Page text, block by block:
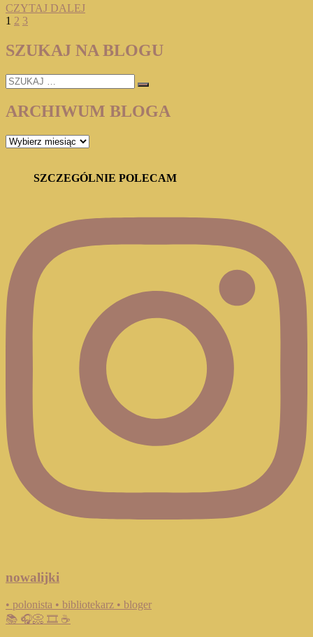
CZYTAJ DALEJBRIGITTE
SZYBKO”
Stronicowanie
wpisów
Page
1 Page
2 Page
3
SZUKAJ NA BLOGU
SZUKAJ
…
ARCHIWUM BLOGA
ARCHIWUM
SZCZEGÓLNIE POLECAM
nowalijki
• polonista • bibliotekarz • bloger
📚 🎧📀 🎞️ ☕️